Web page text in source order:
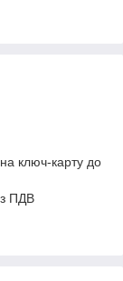
ключ-карту до
ПДВ